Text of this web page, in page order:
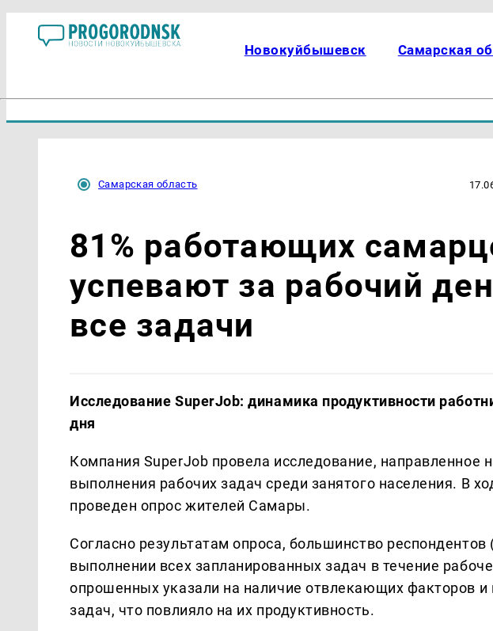
Новокуйбышевск Самарская
Самарская область
81% работающих
успевают за рабочий
все задачи
Исследование SuperJob: динамика продуктивности
дня
Компания SuperJob провела исследование, направленное
выполнения рабочих задач среди занятого населения. В
проведен опрос жителей Самары.
Согласно результатам опроса, большинство
выполнении всех запланированных задач в течение
опрошенных указали на наличие отвлекающих факторов и
задач, что повлияло на их продуктивность.